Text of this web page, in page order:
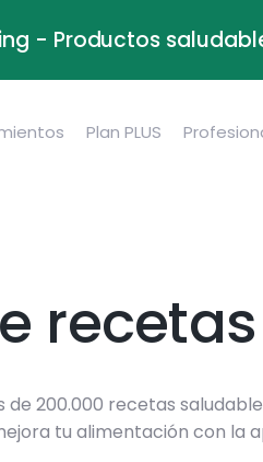
- Productos
Plan PLUS
de 200.000 recetas
tu alimentación con la